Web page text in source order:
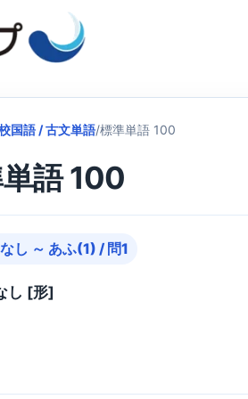
国語 / 古文単語/標準単語 100
語 100
し ～ あふ(1) / 問1
し [形]